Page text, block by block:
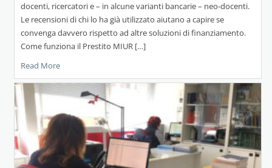
docenti, ricercatori e – in alcune varianti bancarie – neo-docenti.
Le recensioni di chi lo ha già utilizzato aiutano a capire se
convenga davvero rispetto ad altre soluzioni di finanziamento.
Come funziona il Prestito MIUR […]
Read More